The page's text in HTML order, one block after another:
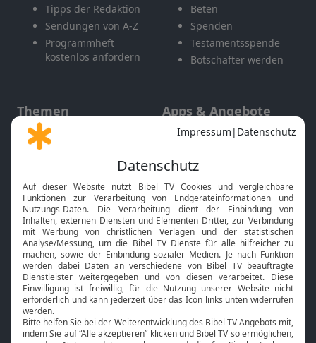
Tipps der Redaktion
Sendungen von A-Z
Programmheft
kostenlos anfordern
Beten
Spenden
Testamentsspende
Botschafter werden
Themen
Gott und Bibel erklärt
Neuigkeiten
Apps & Angebote
Mobile App
Smart TV
HbbTV
Bibelthek Online-Bibel
Nächster Gottesdienst
Bibel TV
Über uns
Service
Kontakt